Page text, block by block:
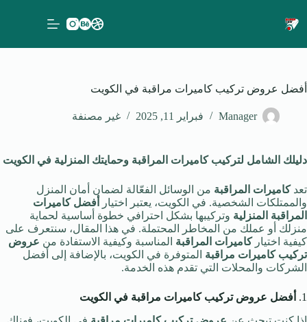
إلى
المحتوى
أفضل عروض تركيب كاميرات مراقبة في الكويت
Manager فبراير 11, 2025 غير مصنفة
دليلك الشامل لتركيب كاميرات المراقبة وحمايتك المنزلية في الكويت
تعدكاميرات المراقبة من الوسائل الفعّالة لضمان أمان المنزل
والممتلكات الشخصية. في الكويت، يعتبر اختيار
أفضل كاميرات
المراقبة المنزلية وتركيبها بشكل احترافي خطوة أساسية لحماية
منزلك أو عملك من المخاطر المحتملة. في هذا المقال، سنتعرف على
كيفية اختياركاميرات المراقبة المناسبة وكيفية الاستفادة من عروض
تركيب كاميرات مراقبة المتوفرة في الكويت، بالإضافة إلى أفضل
الشركات والمحلات التي تقدم هذه الخدمة.
1.
أفضل عروض تركيب كاميرات مراقبة في الكويت